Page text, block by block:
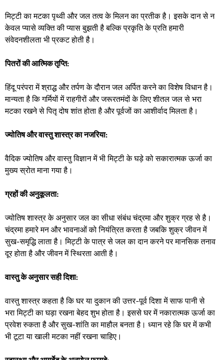
मिट्टी का मटका पृथ्वी और जल तत्व के मिलन का प्रतीक है। इसके दान से न
केवल प्यासे व्यक्ति की प्यास बुझती है बल्कि प्रकृति के प्रति हमारी
संवेदनशीलता भी प्रकट होती है। ​
पितरों की आत्मिक तृप्ति:
हिंदू परंपरा में श्राद्ध और तर्पण के दौरान जल अर्पित करने का विशेष विधान है।
मान्यता है कि गर्मियों में राहगीरों और जरूरतमंदों के लिए शीतल जल से भरा
मटका रखने से पितृ दोष शांत होता है और पूर्वजों का आशीर्वाद मिलता है।
​ज्योतिष और वास्तु शास्त्र का नजरिया: ​
वैदिक ज्योतिष और वास्तु विज्ञान में भी मिट्टी के घड़े को सकारात्मक ऊर्जा का
मुख्य स्रोत माना गया है।
ग्रहों की अनुकूलता:
ज्योतिष शास्त्र के अनुसार जल का सीधा संबंध चंद्रमा और शुक्र ग्रह से है।
चंद्रमा हमारे मन और भावनाओं को नियंत्रित करता है जबकि शुक्र जीवन में
सुख-समृद्धि लाता है। मिट्टी के पात्र से जल का दान करने पर मानसिक तनाव
दूर होता है और जीवन में स्थिरता आती है।
वास्तु के अनुसार सही दिशा:
वास्तु शास्त्र कहता है कि घर या दुकान की उत्तर-पूर्व दिशा में साफ पानी से
भरा मिट्टी का घड़ा रखना बेहद शुभ होता है। इससे घर में नकारात्मक ऊर्जा का
प्रवेश रुकता है और सुख-शांति का माहौल बनता है। ध्यान रहे कि घर में कभी
भी टूटा या खाली मटका नहीं रखना चाहिए।